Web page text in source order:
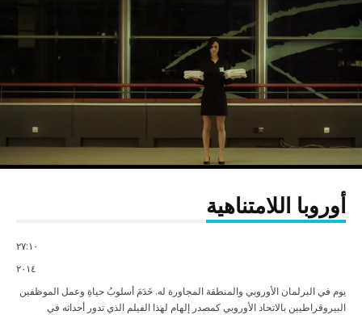
أوروبا اللامتناهية
٢٧:١٠
٢٠١٤
يوم في البرلمان الأوروبي والمنطقة المجاورة له. خَدَمَ أسلوبُ حياةِ وعمل الموظفين
البيروقراطيين بالاتحاد الأوروبي كمصدر إلهام لهذا الفيلم الذي تدور أحداثه في